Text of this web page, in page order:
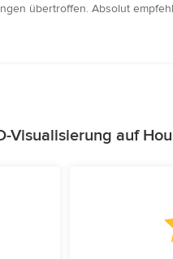
übertroffen. Absolut
Visualisierung auf